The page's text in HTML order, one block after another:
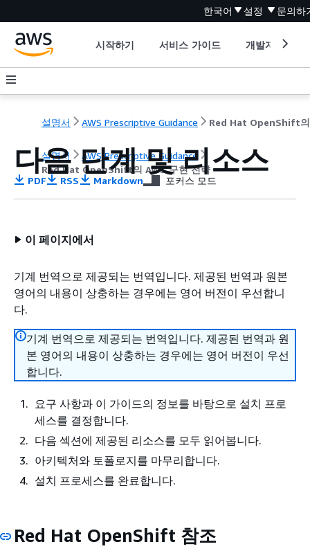
한국어 설정 문의하
시작하기 서비스 가이드 개발자 도구
설명서 AWS Prescriptive Guidance
설명서
AWS Prescriptive Guidance
Red Hat OpenShift의 AWS 구현 전략
다음 단계 및 리소스
PDF RSS Markdown 포커스 모드
이 페이지에서
기계 번역으로 제공되는 번역입니다. 제공된 번역과 원본
영어의 내용이 상충하는 경우에는 영어 버전이 우선합니
다.
기계 번역으로 제공되는 번역입니다. 제공된 번역과 원
본 영어의 내용이 상충하는 경우에는 영어 버전이 우선
합니다.
요구 사항과 이 가이드의 정보를 바탕으로 설치 프로
세스를 결정합니다.
다음 섹션에 제공된 리소스를 모두 읽어봅니다.
아키텍처와 토폴로지를 마무리합니다.
설치 프로세스를 완료합니다.
Red Hat OpenShift 참조